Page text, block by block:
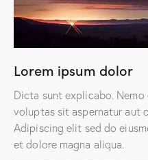
Lorem ipsum dolor
Dicta sunt explicabo.
voluptas sit aspernatur aut
Adipiscing elit sed do
et dolore magna aliqua.